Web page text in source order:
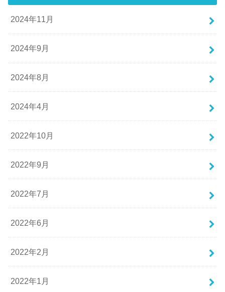
2024年11月
2024年9月
2024年8月
2024年4月
2022年10月
2022年9月
2022年7月
2022年6月
2022年2月
2022年1月